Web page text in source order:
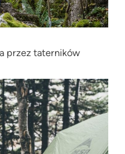
przez taterników